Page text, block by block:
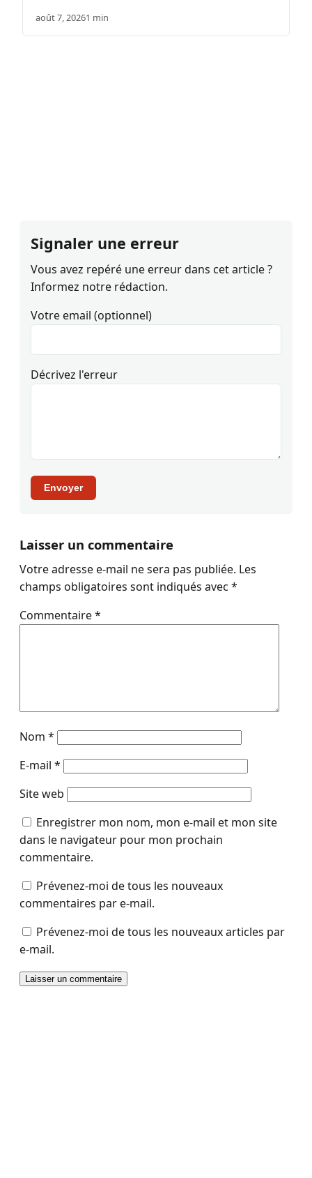
août 7, 20261 min
Signaler une erreur
Vous avez repéré une erreur dans cet article ?
Informez notre rédaction.
Votre email (optionnel)
Décrivez l'erreur
Envoyer
Laisser un commentaire
Votre adresse e-mail ne sera pas publiée. Les
champs obligatoires sont indiqués avec *
Commentaire*
Nom *
E-mail *
Site web
Enregistrer mon nom, mon e-mail et mon site
dans le navigateur pour mon prochain
commentaire.
Prévenez-moi de tous les nouveaux
commentaires par e-mail.
Prévenez-moi de tous les nouveaux articles par
e-mail.